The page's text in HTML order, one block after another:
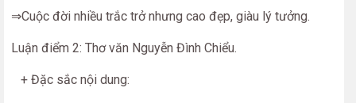
⇒Cuộc đời nhiều trắc trở nhưng cao đẹp, giàu lý tưởng.
Luận điểm 2: Thơ văn Nguyễn Đình Chiểu.
+ Đặc sắc nội dung: